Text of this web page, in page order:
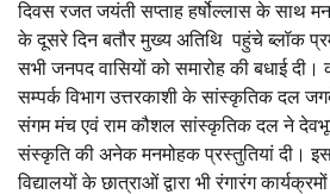
दिवस रजत जयंती सप्ताह हर्षोल्लास के साथ
के दूसरे दिन बतौर मुख्य अतिथि पहुंचे ब्लॉक
सभी जनपद वासियों को समारोह की बधाई
सम्पर्क विभाग उत्तरकाशी के सांस्कृतिक दल
संगम मंच एवं राम कौशल सांस्कृतिक दल ने
संस्कृति की अनेक मनमोहक प्रस्तुतियां दी।
विद्यालयों के छात्राओं द्वारा भी रंगारंग